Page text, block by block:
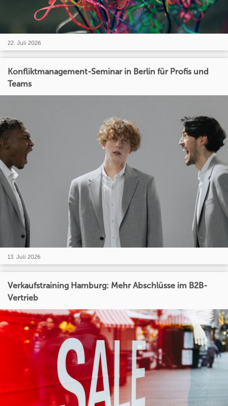
22. Juli 2026
Konfliktmanagement-Seminar in Berlin für Profis und
Teams
13. Juli 2026
Verkaufstraining Hamburg: Mehr Abschlüsse im B2B-
Vertrieb